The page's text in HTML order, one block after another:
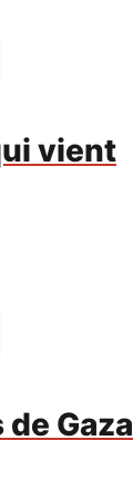
vient
Gaza